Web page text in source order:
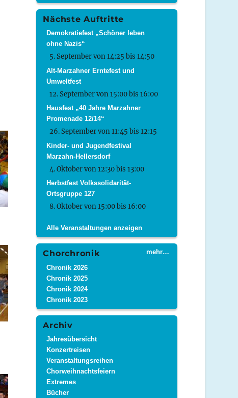
Nächste Auftritte
Demokratiefest „Schöner leben
ohne Nazis“
5. September von 14:25 bis14:50
Alt-Marzahner Erntefest und
Umweltfest
12. September von 15:00bis16:00
Hausfest „40 Jahre Marzahner
Promenade 12/14“
26. September von 11:45 bis12:15
Kinder- und Jugendfestival
Marzahn-Hellersdorf
4. Oktober von 12:30bis13:00
Herbstfest Volkssolidarität-
Ortsgruppe 127
8. Oktober von 15:00bis16:00
Alle Veranstaltungen anzeigen
mehr…
Chorchronik
Chronik 2026
Chronik 2025
Chronik 2024
Chronik 2023
Archiv
Jahresübersicht
Konzertreisen
Veranstaltungsreihen
Chorweihnachtsfeiern
Extremes
Bücher